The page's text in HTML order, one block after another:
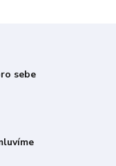
sebe